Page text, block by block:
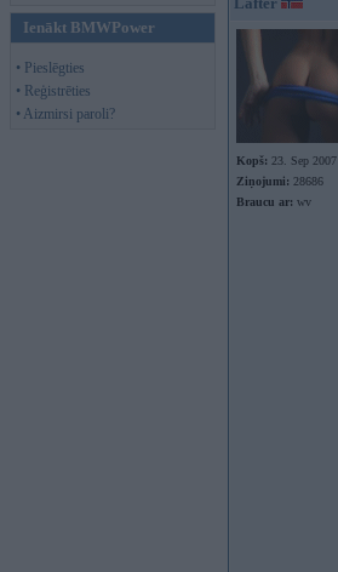
Ienākt BMWPower
• Pieslēgties
• Reģistrēties
• Aizmirsi paroli?
Kopš: 23. Sep 2007
Ziņojumi: 28686
Braucu ar: wv